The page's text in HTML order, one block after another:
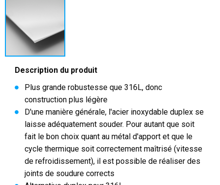
Description du produit
Plus grande robustesse que 316L, donc
construction plus légère
D'une manière générale, l'acier inoxydable duplex se
laisse adéquatement souder. Pour autant que soit
fait le bon choix quant au métal d'apport et que le
cycle thermique soit correctement maîtrisé (vitesse
de refroidissement), il est possible de réaliser des
joints de soudure corrects